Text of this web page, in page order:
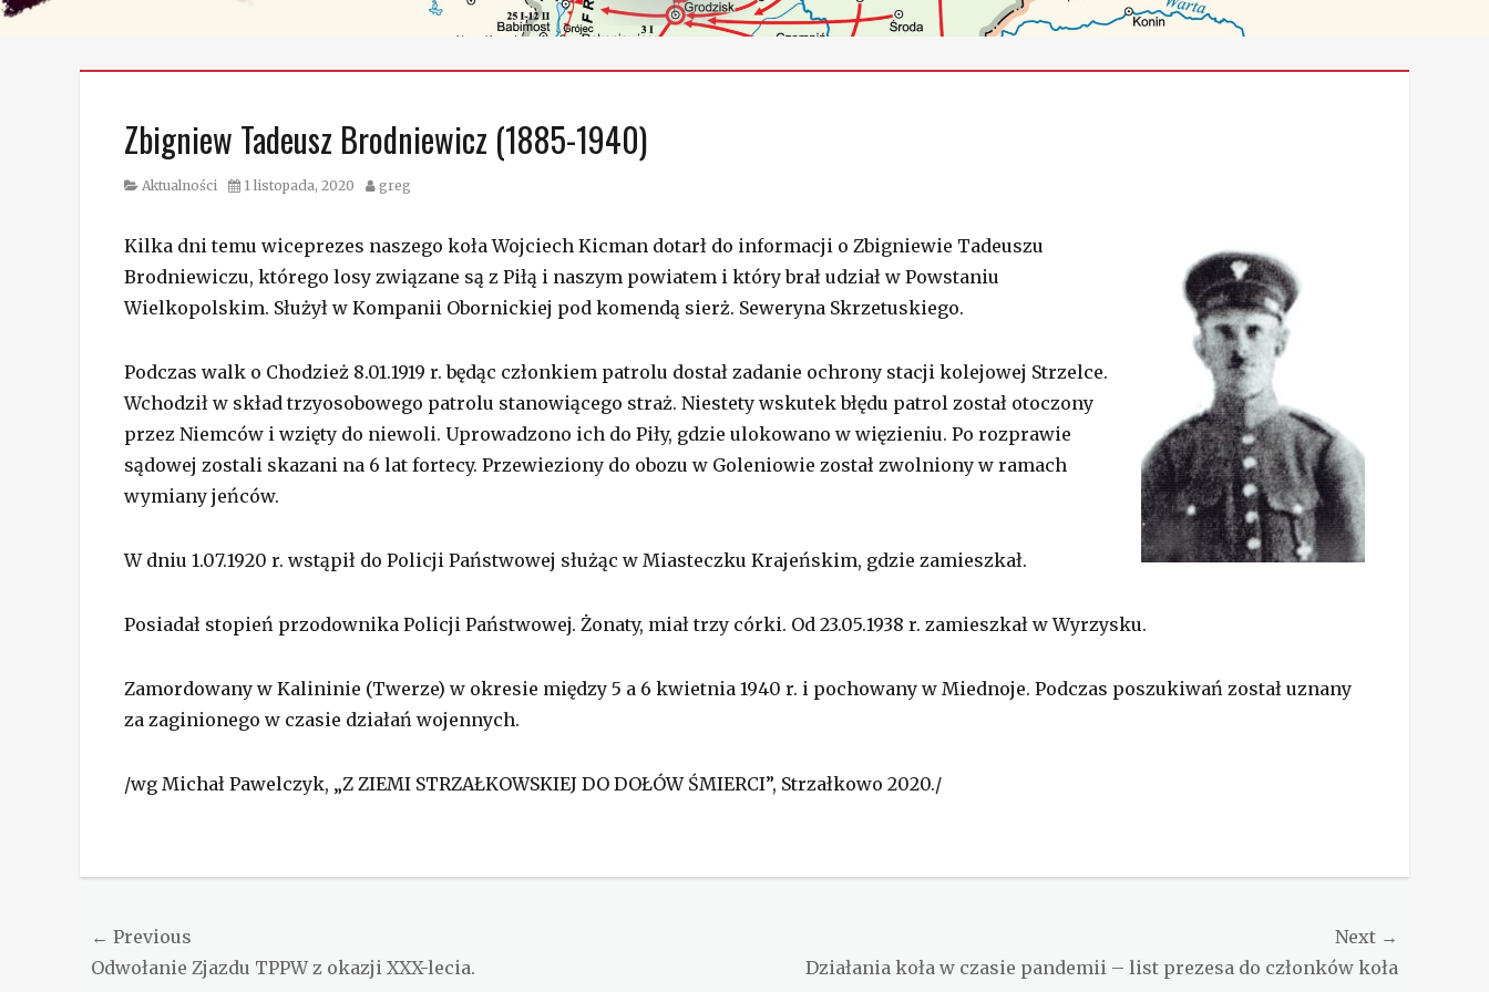
Zbigniew Tadeusz Brodniewicz (1885-1940)
Category
Aktualności
Posted
1 listopada, 2020 Author
greg
Kilka dni temu wiceprezes naszego koła Wojciech Kicman dotarł do informacji o Zbigniewie Tadeuszu
Brodniewiczu, którego losy związane są z Piłą i naszym powiatem i który brał udział w Powstaniu
Wielkopolskim. Służył w Kompanii Obornickiej pod komendą sierż. Seweryna Skrzetuskiego.
Podczas walk o Chodzież 8.01.1919 r. będąc członkiem patrolu dostał zadanie ochrony stacji kolejowej Strzelce.
Wchodził w skład trzyosobowego patrolu stanowiącego straż. Niestety wskutek błędu patrol został otoczony
przez Niemców i wzięty do niewoli. Uprowadzono ich do Piły, gdzie ulokowano w więzieniu. Po rozprawie
sądowej zostali skazani na 6 lat fortecy. Przewieziony do obozu w Goleniowie został zwolniony w ramach
wymiany jeńców.
W dniu 1.07.1920 r. wstąpił do Policji Państwowej służąc w Miasteczku Krajeńskim, gdzie zamieszkał.
Posiadał stopień przodownika Policji Państwowej. Żonaty, miał trzy córki. Od 23.05.1938 r. zamieszkał w Wyrzysku.
Zamordowany w Kalininie (Twerze) w okresie między 5 a 6 kwietnia 1940 r. i pochowany w Miednoje. Podczas poszukiwań został uznany
za zaginionego w czasie działań wojennych.
/wg Michał Pawelczyk, „Z ZIEMI STRZAŁKOWSKIEJ DO DOŁÓW ŚMIERCI”, Strzałkowo 2020./
Nawigacja
← Previous
Previous
Odwołanie Zjazdu TPPW z okazji XXX-lecia.
Next →
Działania koła w czasie pandemii – list prezesa do członków koła